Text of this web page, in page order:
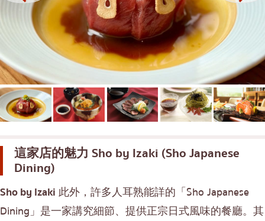
傳統日本餐廳
章魚燒
關東煮/日式燉菜
套餐/日本家常菜
便當/日本料理配送服務
拉差帕拉奧
北欖府
巴吞他尼府
沙沒沙空
普吉島
芭堤雅
塔尼亞
拉瑪三世
拉瑪四世
其他
這家店的魅力 Sho by Izaki (Sho Japanese
Dining)
Sho by Izaki 此外，許多人耳熟能詳的「Sho Japanese
Dining」是一家講究細節、提供正宗日式風味的餐廳。其